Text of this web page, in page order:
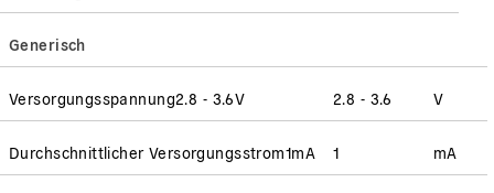
Generisch
Versorgungsspannung2.8 - 3.6V 2.8 - 3.6 V
Durchschnittlicher Versorgungsstrom1mA 1 mA